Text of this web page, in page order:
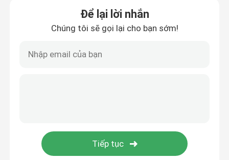
Để lại lời nhắn
Chúng tôi sẽ gọi lại cho bạn sớm!